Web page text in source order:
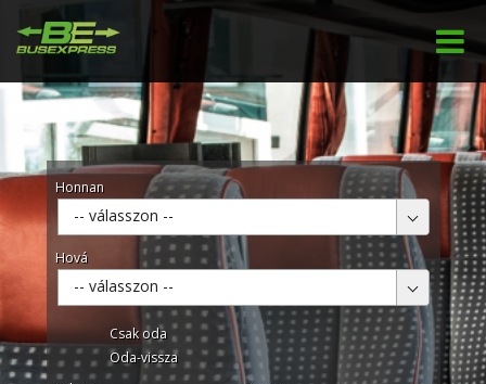
Honnan
-- válasszon --
Hová
-- válasszon --
Csak oda
Oda-vissza